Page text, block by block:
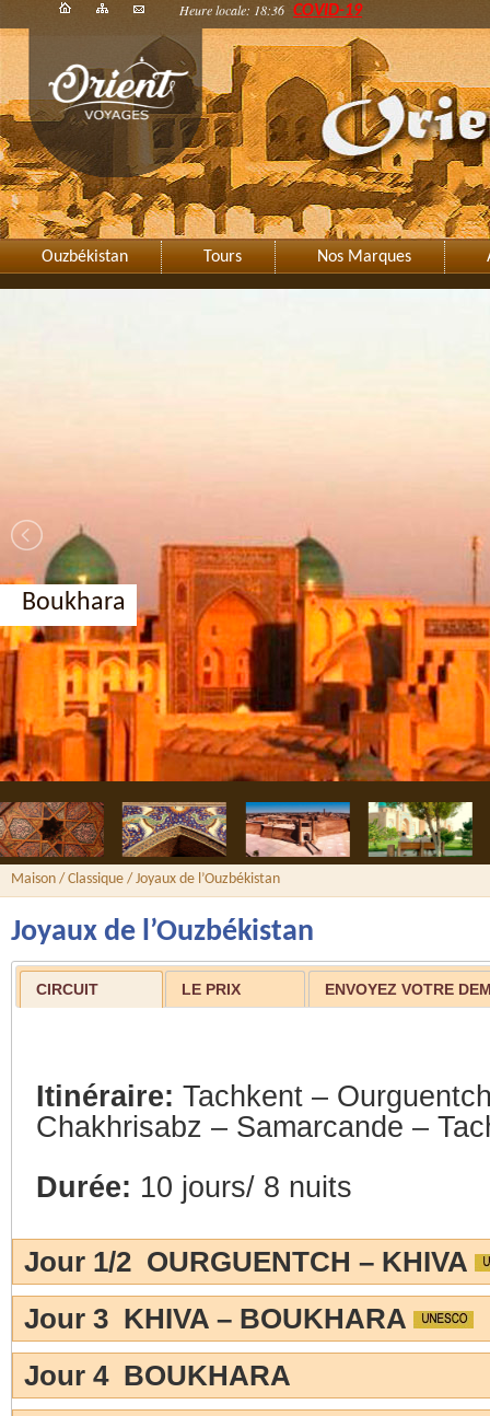
Heure locale: 18:36 COVID-19
Ouzbékistan Tours Nos Marques
Boukhara
Maison / Classique / Joyaux de l’Ouzbékistan
Joyaux de l’Ouzbékistan
CIRCUIT LE PRIX ENVOYEZ VOTRE
Itinéraire:Tachkent –
Chakhrisabz – Samarcande –
Durée: 10 jours/ 8 nuits
Jour 1/2 OURGUENTCH – KHIVA
Jour 3 KHIVA – BOUKHARA
Jour 4 BOUKHARA